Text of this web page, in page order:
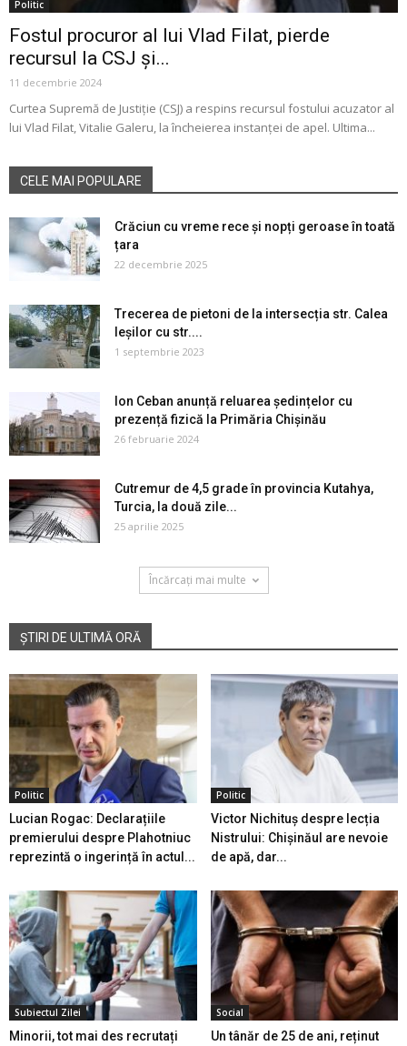
Politic
Fostul procuror al lui Vlad Filat, pierde
recursul la CSJ și...
11 decembrie 2024
Curtea Supremă de Justiție (CSJ) a respins recursul fostului acuzator al
lui Vlad Filat, Vitalie Galeru, la încheierea instanței de apel. Ultima...
CELE MAI POPULARE
Crăciun cu vreme rece și nopți geroase în toată
țara
22 decembrie 2025
Trecerea de pietoni de la intersecția str. Calea
Ieșilor cu str....
1 septembrie 2023
Ion Ceban anunță reluarea ședințelor cu
prezență fizică la Primăria Chișinău
26 februarie 2024
Cutremur de 4,5 grade în provincia Kutahya,
Turcia, la două zile...
25 aprilie 2025
Încărcați mai multe
ȘTIRI DE ULTIMĂ ORĂ
Politic
Lucian Rogac: Declarațiile
premierului despre Plahotniuc
reprezintă o ingerință în actul...
Politic
Victor Nichituș despre lecția
Nistrului: Chișinăul are nevoie
de apă, dar...
Subiectul Zilei
Minorii, tot mai des recrutați
Social
Un tânăr de 25 de ani, reținut